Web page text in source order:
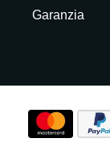
Garanzia